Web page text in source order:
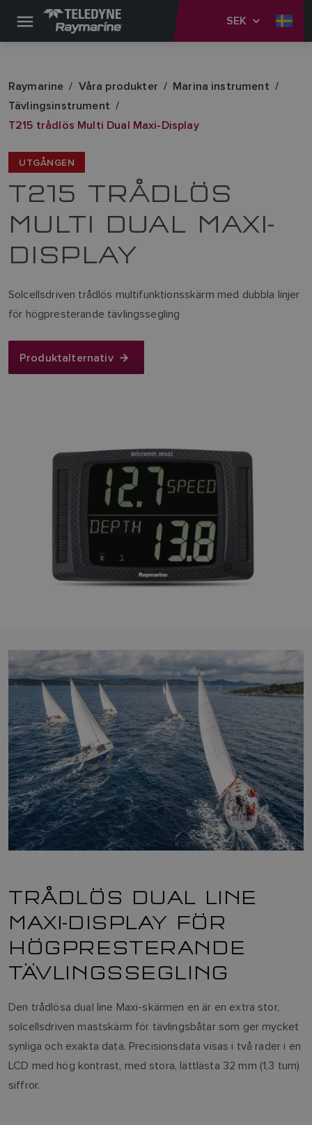
SEK
Raymarine Våra produkter
Marina instrument
Tävlingsinstrument
T215 trådlös Multi Dual Maxi-Display
UTGÅNGEN
T215 TRÅDLÖS
MULTI DUAL MAXI-
DISPLAY
Solcellsdriven trådlös multifunktionsskärm med dubbla linjer
för högpresterande tävlingssegling
Produktalternativ
TRÅDLÖS DUAL LINE
MAXI-DISPLAY FÖR
HÖGPRESTERANDE
TÄVLINGSSEGLING
Den trådlösa dual line Maxi-skärmen en är en extra stor,
solcellsdriven mastskärm för tävlingsbåtar som ger mycket
synliga och exakta data. Precisionsdata visas i två rader i en
LCD med hög kontrast, med stora, lättlästa 32 mm (1,3 tum)
siffror.